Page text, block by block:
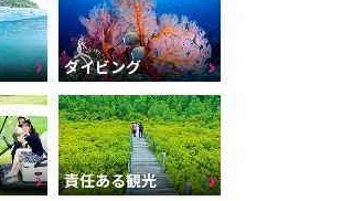
ダイビング
責任ある観光